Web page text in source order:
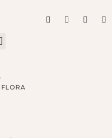
FLORA